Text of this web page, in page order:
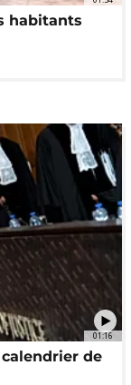
habitants
01:16
de